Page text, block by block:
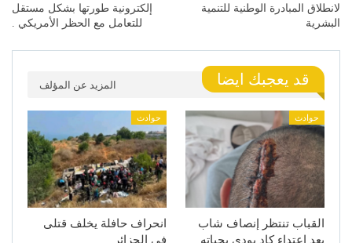
لانطلاق المبادرة الوطنية للتنمية
البشرية
إلكترونية طورتها بشكل مستقل
للتعامل مع الحظر الأمريكي .
قد يعجبك ايضا المزيد عن المؤلف
حوادث
القباب تنتظر إنصاف شاب
بعد اعتداء كاد يودي بحياته
حوادث
انحراف حافلة يخلف قتلى
في الجزائر